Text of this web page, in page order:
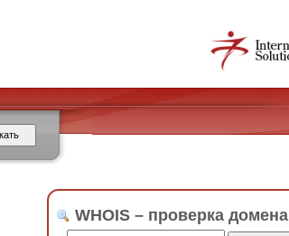
WHOIS – проверка домена